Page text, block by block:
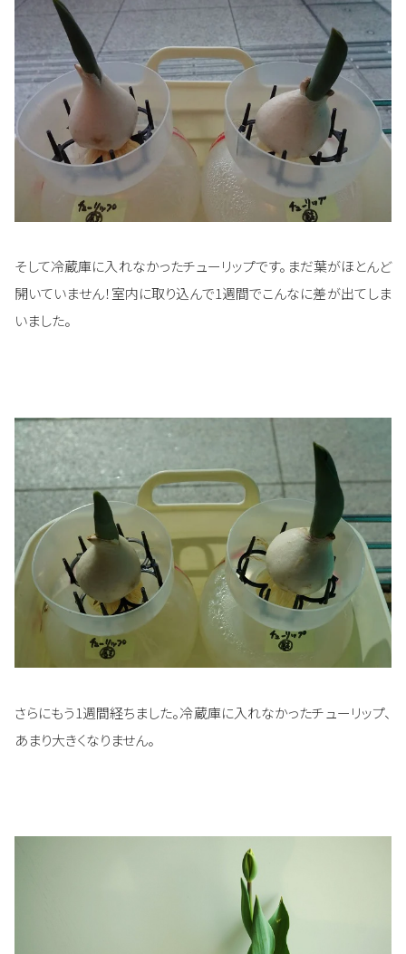
そして冷蔵庫に入れなかったチューリップです。まだ葉がほとんど
開いていません！室内に取り込んで1週間でこんなに差が出てしま
いました。
さらにもう1週間経ちました。冷蔵庫に入れなかったチューリップ、
あまり大きくなりません。